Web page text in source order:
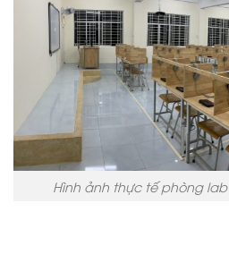
Hình ảnh thực tế phòng lab